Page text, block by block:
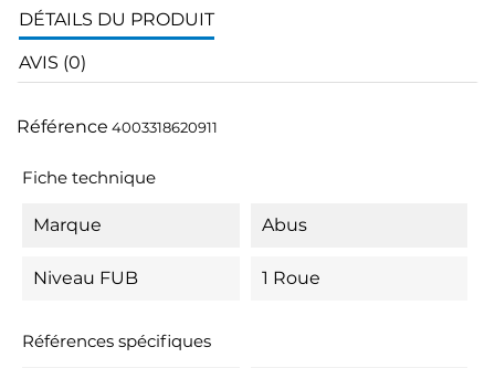
DÉTAILS DU PRODUIT
AVIS (0)
Référence 4003318620911
Fiche technique
Marque Abus
Niveau FUB 1 Roue
Références spécifiques